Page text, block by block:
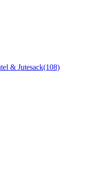
& Jutesack(108)